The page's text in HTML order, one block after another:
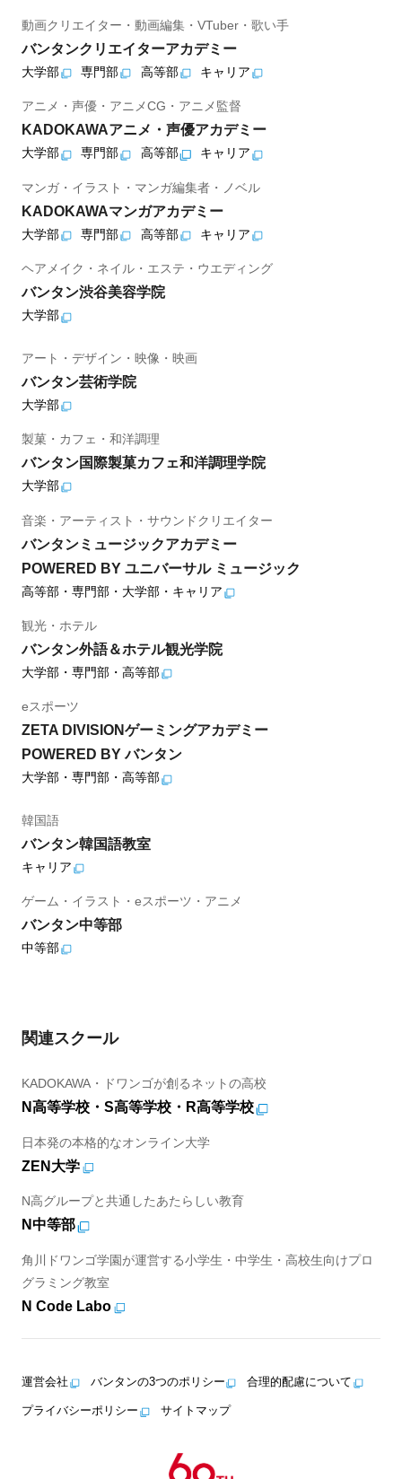
動画クリエイター・動画編集・VTuber・歌い手
バンタンクリエイターアカデミー
大学部 専門部 高等部 キャリア
アニメ・声優・アニメCG・アニメ監督
KADOKAWAアニメ・声優アカデミー
大学部 専門部 高等部 キャリア
マンガ・イラスト・マンガ編集者・ノベル
KADOKAWAマンガアカデミー
大学部 専門部 高等部 キャリア
ヘアメイク・ネイル・エステ・ウエディング
バンタン渋谷美容学院
大学部
アート・デザイン・映像・映画
バンタン芸術学院
大学部
製菓・カフェ・和洋調理
バンタン国際製菓カフェ和洋調理学院
大学部
音楽・アーティスト・サウンドクリエイター
バンタンミュージックアカデミー
POWERED BY ユニバーサル ミュージック
高等部・専門部・大学部・キャリア
観光・ホテル
バンタン外語＆ホテル観光学院
大学部・専門部・高等部
eスポーツ
ZETA DIVISIONゲーミングアカデミー
POWERED BY バンタン
大学部・専門部・高等部
韓国語
バンタン韓国語教室
キャリア
ゲーム・イラスト・eスポーツ・アニメ
バンタン中等部
中等部
関連スクール
KADOKAWA・ドワンゴが創るネットの高校
N高等学校・S高等学校・R高等学校
日本発の本格的なオンライン大学
ZEN大学
N高グループと共通したあたらしい教育
N中等部
角川ドワンゴ学園が運営する小学生・中学生・高校生向けプロ
グラミング教室
N Code Labo
運営会社 バンタンの3つのポリシー 合理的配慮について
プライバシーポリシー サイトマップ